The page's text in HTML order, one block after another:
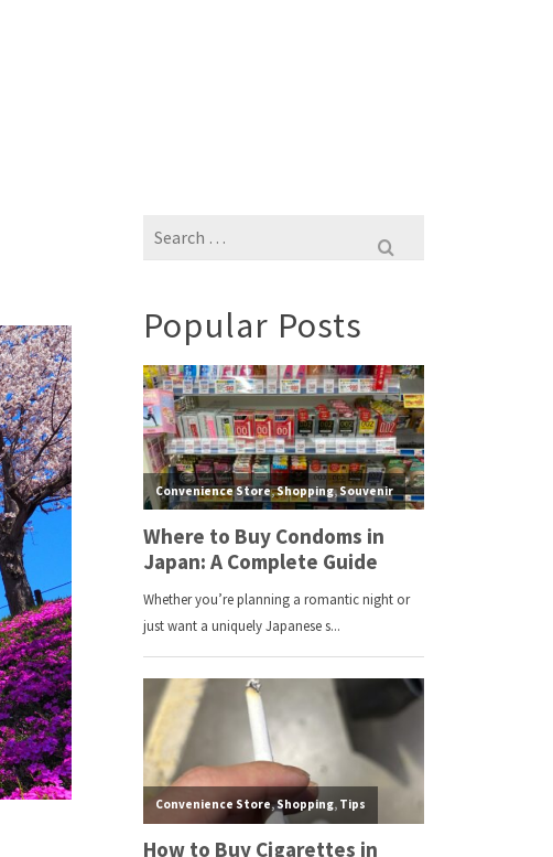
Search
Popular Posts